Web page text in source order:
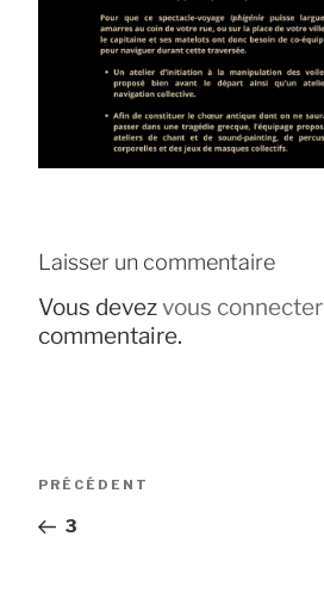
Laisser un commentaire
Vous devezvous connecter
commentaire.
l’article
Article
PRÉCÉDENT
3